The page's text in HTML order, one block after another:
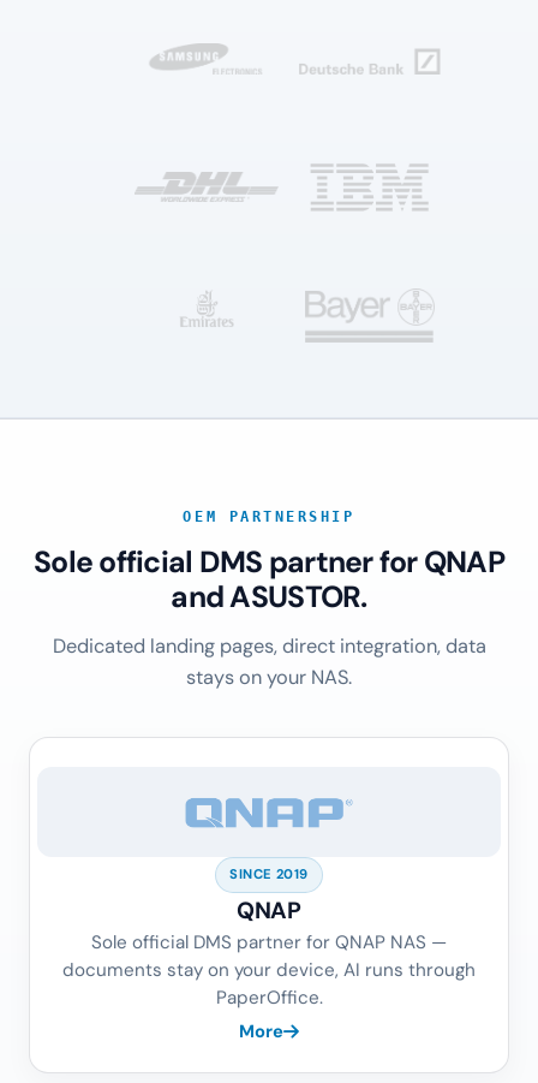
OEM PARTNERSHIP
Sole official DMS partner for QNAP
and ASUSTOR.
Dedicated landing pages, direct integration, data
stays on your NAS.
SINCE 2019
QNAP
Sole official DMS partner for QNAP NAS —
documents stay on your device, AI runs through
PaperOffice.
More